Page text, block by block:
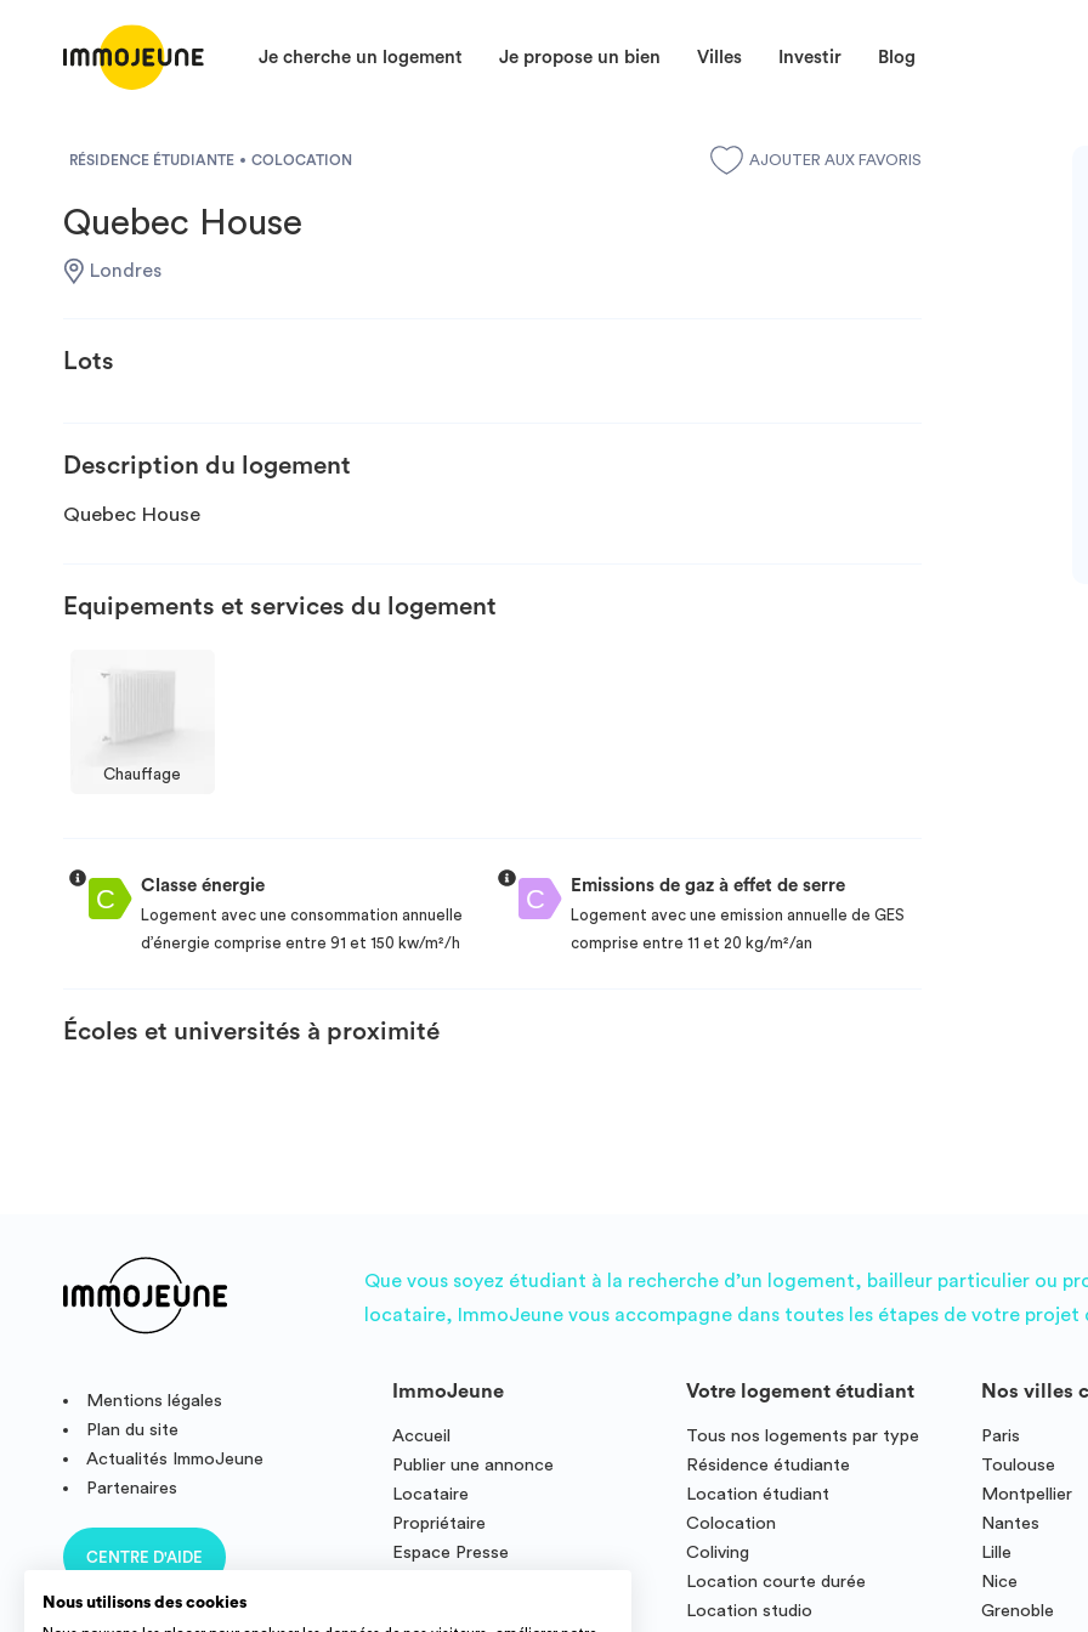
Je cherche un logement Je propose un bien Villes Investir Blog
RÉSIDENCE ÉTUDIANTE COLOCATION AJOUTER AUX FAVORIS
Quebec House
Londres
Lots
Description du logement
Quebec House
Equipements et services du logement
Chauffage
Classe énergie
Logement avec une consommation annuelle
d’énergie comprise entre 91 et 150 kw/m²/h
Emissions de gaz à effet de serre
Logement avec une emission annuelle de GES
comprise entre 11 et 20 kg/m²/an
Écoles et universités à proximité
Que vous soyez étudiant à la recherche d’un logement, bailleur particulier ou
locataire, ImmoJeune vous accompagne dans toutes les étapes de votre projet
Mentions légales
Plan du site
Actualités ImmoJeune
Partenaires
CENTRE D'AIDE
ImmoJeune
Accueil
Publier une annonce
Locataire
Propriétaire
Espace Presse
Votre logement étudiant
Tous nos logements par type
Résidence étudiante
Location étudiant
Colocation
Coliving
Location courte durée
Location studio
Nos villes
Paris
Toulouse
Montpellier
Nantes
Lille
Nice
Grenoble
Nous utilisons des cookies